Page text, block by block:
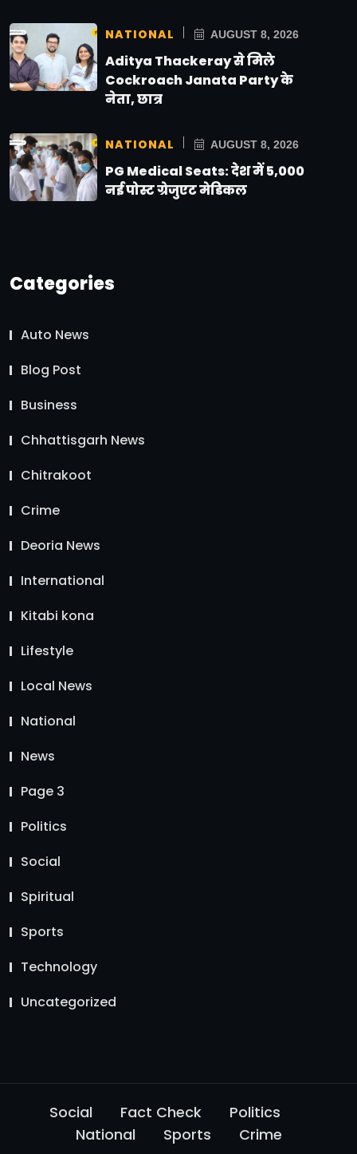
NATIONAL AUGUST 8, 2026
Aditya Thackeray से मिले
Cockroach Janata Party के
नेता, छात्र
NATIONAL AUGUST 8, 2026
PG Medical Seats: देश में 5,000
नई पोस्ट ग्रेजुएट मेडिकल
Categories
Auto News
Blog Post
Business
Chhattisgarh News
Chitrakoot
Crime
Deoria News
International
Kitabi kona
Lifestyle
Local News
National
News
Page 3
Politics
Social
Spiritual
Sports
Technology
Uncategorized
Social Fact Check
Politics
National
Sports Crime